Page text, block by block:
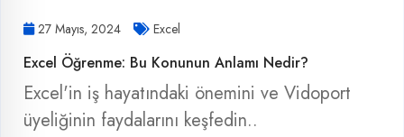
27 Mayıs, 2024 Excel
Excel Öğrenme: Bu Konunun Anlamı Nedir?
Excel'in iş hayatındaki önemini ve Vidoport
üyeliğinin faydalarını keşfedin..